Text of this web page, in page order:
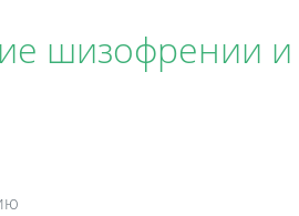
шизофрении и